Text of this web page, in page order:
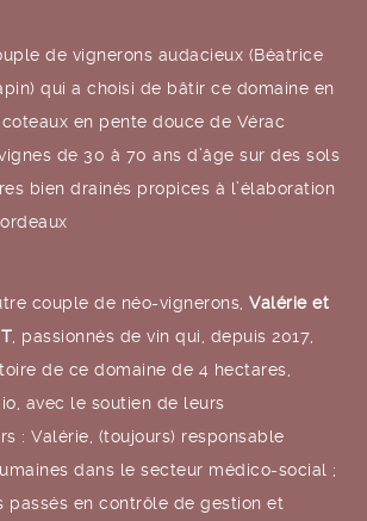
de vignerons audacieux (Béatrice
qui a choisi de bâtir ce domaine en
en pente douce de Vérac
de 30 à 70 ans d’âge sur des sols
bien drainés propices à l’élaboration
couple de néo-vignerons, Valérie et
, passionnés de vin qui, depuis 2017,
de ce domaine de 4 hectares,
avec le soutien de leurs
: Valérie, (toujours) responsable
dans le secteur médico-social ;
passés en contrôle de gestion et